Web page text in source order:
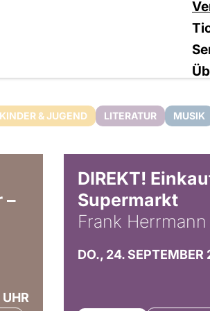
KINDER & JUGEND LITERATUR MUSIK
–
DIREKT!
Supermarkt
Frank Herrmann
DO., 24. SEPTEMBER